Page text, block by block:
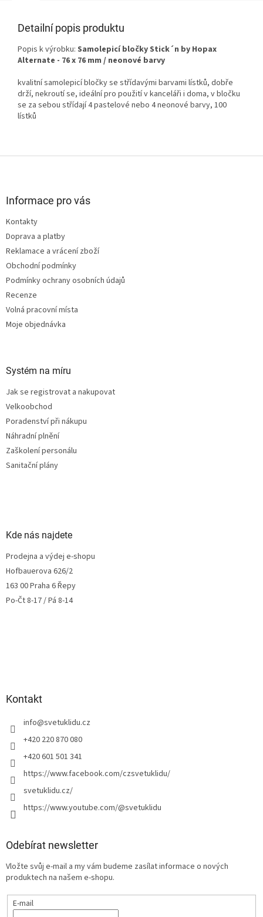
Detailní popis produktu
Popis k výrobku: Samolepicí bločky Stick´n by Hopax
Alternate - 76 x 76 mm / neonové barvy
kvalitní samolepicí bločky se střídavými barvami lístků, dobře
drží, nekroutí se, ideální pro použití v kanceláři i doma, v bločku
se za sebou střídají 4 pastelové nebo 4 neonové barvy, 100
lístků
Informace pro vás
Kontakty
Doprava a platby
Reklamace a vrácení zboží
Obchodní podmínky
Podmínky ochrany osobních údajů
Recenze
Volná pracovní místa
Moje objednávka
Systém na míru
Jak se registrovat a nakupovat
Velkoobchod
Poradenství při nákupu
Náhradní plnění
Zaškolení personálu
Sanitační plány
Kde nás najdete
Prodejna a výdej e-shopu
Hofbauerova 626/2
163 00 Praha 6 Řepy
Po-Čt 8-17 / Pá 8-14
Kontakt
info@svetuklidu.cz
+420 220 870 080
+420 601 501 341
https://www.facebook.com/czsvetuklidu/
svetuklidu.cz/
https://www.youtube.com/@svetuklidu
Odebírat newsletter
Vložte svůj e-mail a my vám budeme zasílat informace o nových
produktech na našem e-shopu.
E-mail